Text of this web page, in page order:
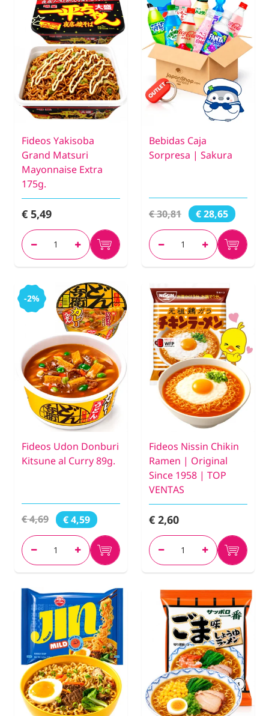
Fideos Yakisoba
Grand Matsuri
Mayonnaise Extra
175g.
€ 5,49
Bebidas Caja
Sorpresa | Sakura
€ 30,81 € 28,65
-2%
Fideos Udon Donburi
Kitsune al Curry 89g.
€ 4,69 € 4,59
Fideos Nissin Chikin
Ramen | Original
Since 1958 | TOP
VENTAS
€ 2,60